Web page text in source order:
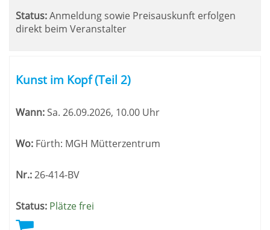
Status:Anmeldung sowie Preisauskunft erfolgen
direkt beim Veranstalter
Kunst im Kopf (Teil 2)
Wann:Sa. 26.09.2026, 10.00 Uhr
Wo: Fürth: MGH Mütterzentrum
Nr.:26-414-BV
Status: Plätze frei